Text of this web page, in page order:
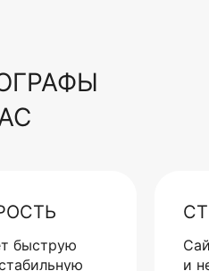
быструю
и